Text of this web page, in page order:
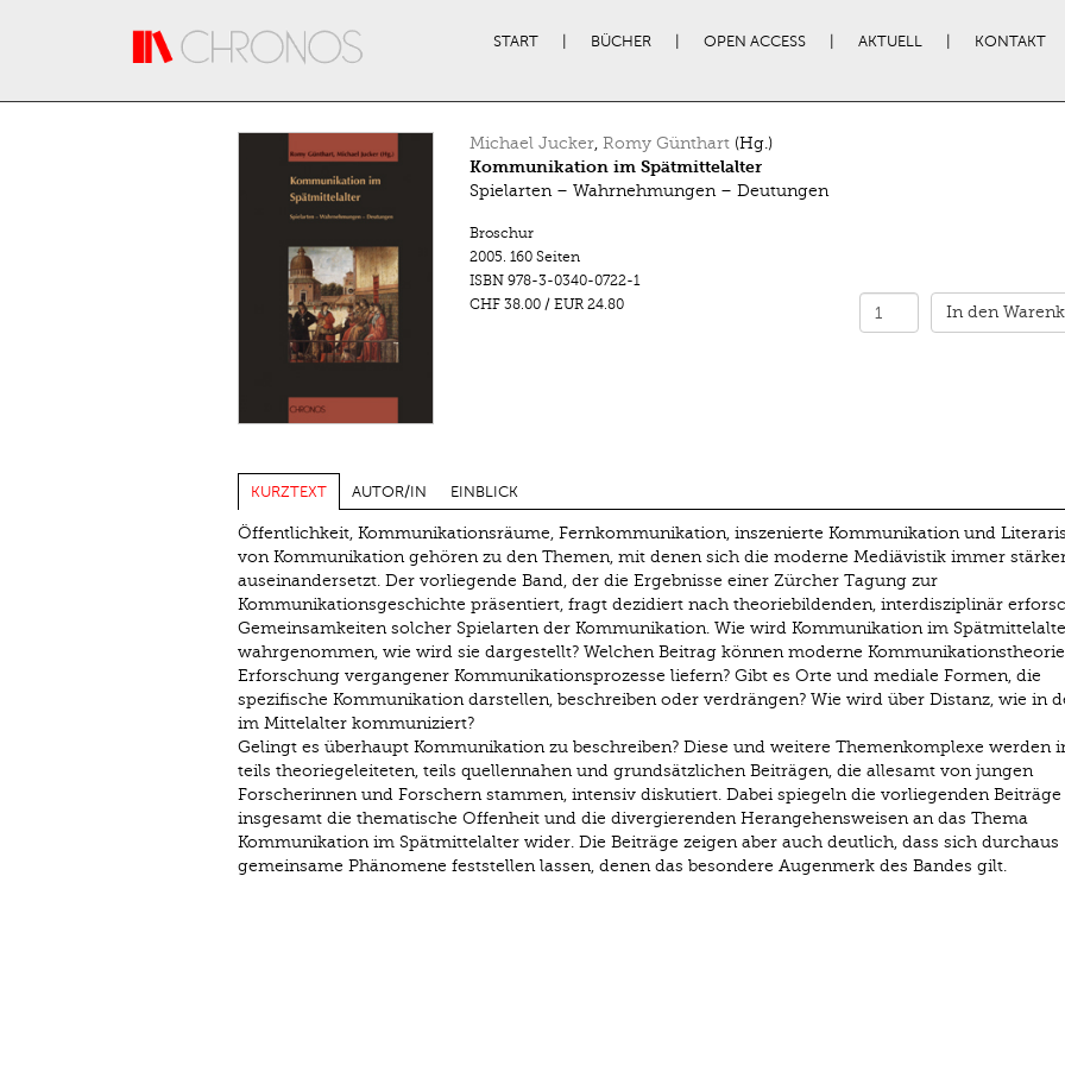
START BÜCHER OPEN ACCESS AKTUELL KONTAKT
Michael Jucker, Romy Günthart(Hg.)
Kommunikation im Spätmittelalter
Spielarten – Wahrnehmungen – Deutungen
Broschur
2005. 160 Seiten
ISBN 978-3-0340-0722-1
CHF 38.00/ EUR 24.80 In den
KURZTEXT AUTOR/IN EINBLICK
Öffentlichkeit, Kommunikationsräume, Fernkommunikation, inszenierte Kommunikation und
von Kommunikation gehören zu den Themen, mit denen sich die moderne Mediävistik immer
auseinandersetzt. Der vorliegende Band, der die Ergebnisse einer Zürcher Tagung zur
Kommunikationsgeschichte präsentiert, fragt dezidiert nach theoriebildenden, interdisziplinär
Gemeinsamkeiten solcher Spielarten der Kommunikation. Wie wird Kommunikation im
wahrgenommen, wie wird sie dargestellt? Welchen Beitrag können moderne
Erforschung vergangener Kommunikationsprozesse liefern? Gibt es Orte und mediale Formen, die
spezifische Kommunikation darstellen, beschreiben oder verdrängen? Wie wird über Distanz, wie in
im Mittelalter kommuniziert?
Gelingt es überhaupt Kommunikation zu beschreiben? Diese und weitere Themenkomplexe werden
teils theoriegeleiteten, teils quellennahen und grundsätzlichen Beiträgen, die allesamt von jungen
Forscherinnen und Forschern stammen, intensiv diskutiert. Dabei spiegeln die vorliegenden Beiträge
insgesamt die thematische Offenheit und die divergierenden Herangehensweisen an das Thema
Kommunikation im Spätmittelalter wider. Die Beiträge zeigen aber auch deutlich, dass sich durchaus
gemeinsame Phänomene feststellen lassen, denen das besondere Augenmerk des Bandes gilt.